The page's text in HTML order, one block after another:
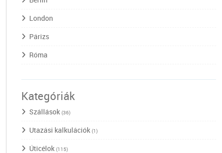
London
Párizs
Róma
Kategóriák
Szállások (36)
Utazási kalkulációk (1)
Úticélok (115)